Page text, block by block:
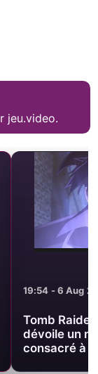
jeu.video.
19:44 - 6 Aug
Tomb
relique au
officiel